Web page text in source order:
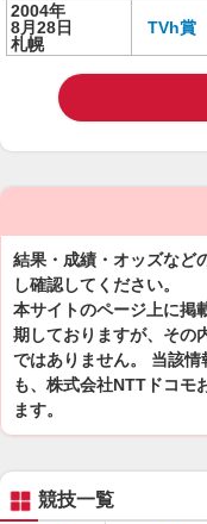
2004年
8月28日
札幌
TVh賞
結果・成績・オッズなど
し確認してください。
本サイトのページ上に掲
期しておりますが、その
ではありません。 当該
も、株式会社NTTドコモ
ます。
競技一覧